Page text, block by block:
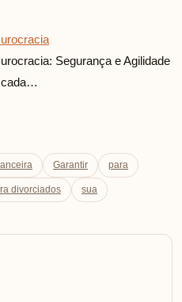
Segurança e Agilidade
cada…
Garantir para
divorciados sua